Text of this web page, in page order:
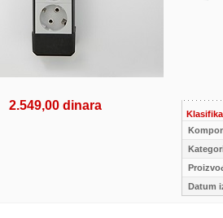
2.549,00 dinara
Datum